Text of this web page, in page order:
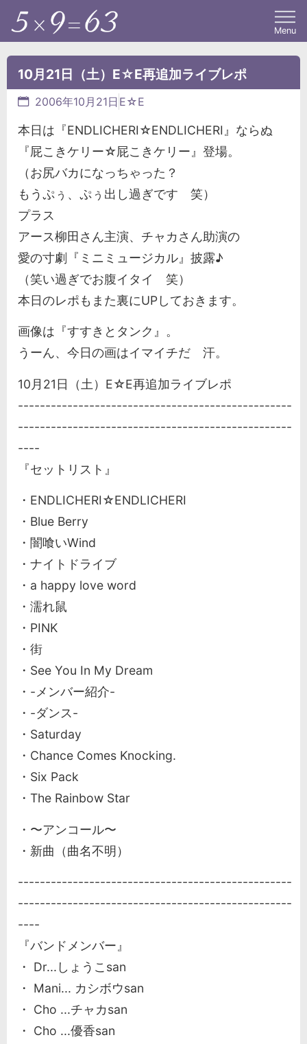
Menu
10月21日（土）E☆E再追加ライブレポ
2006年10月21日 E☆E
本日は『ENDLICHERI☆ENDLICHERI』ならぬ
『屁こきケリー☆屁こきケリー』登場。
（お尻バカになっちゃった？
もうぷぅ、ぷぅ出し過ぎです 笑）
プラス
アース柳田さん主演、チャカさん助演の
愛の寸劇『ミニミュージカル』披露♪
（笑い過ぎでお腹イタイ 笑）
本日のレポもまた裏にUPしておきます。
画像は『すすきとタンク』。
うーん、今日の画はイマイチだ 汗。
10月21日（土）E☆E再追加ライブレポ
--------------------------------------------------
--------------------------------------------------
----
『セットリスト』
・ENDLICHERI☆ENDLICHERI
・Blue Berry
・闇喰いWind
・ナイトドライブ
・a happy love word
・濡れ鼠
・PINK
・街
・See You In My Dream
・-メンバー紹介-
・-ダンス-
・Saturday
・Chance Comes Knocking.
・Six Pack
・The Rainbow Star
・〜アンコール〜
・新曲（曲名不明）
--------------------------------------------------
--------------------------------------------------
----
『バンドメンバー』
・ Dr...しょうこsan
・ Mani... カシボウsan
・ Cho ...チャカsan
・ Cho ...優香san